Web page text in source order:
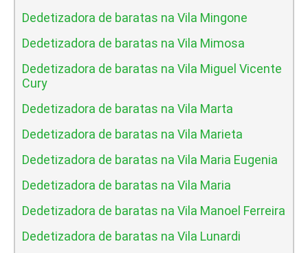
Dedetizadora de baratas na Vila Mingone
Dedetizadora de baratas na Vila Mimosa
Dedetizadora de baratas na Vila Miguel Vicente
Cury
Dedetizadora de baratas na Vila Marta
Dedetizadora de baratas na Vila Marieta
Dedetizadora de baratas na Vila Maria Eugenia
Dedetizadora de baratas na Vila Maria
Dedetizadora de baratas na Vila Manoel Ferreira
Dedetizadora de baratas na Vila Lunardi